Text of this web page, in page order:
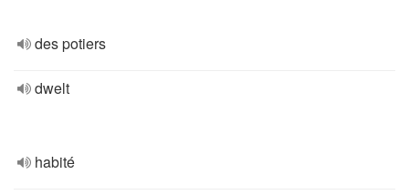
des potiers
dwelt
habité